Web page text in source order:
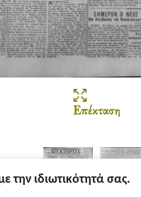
την ιδιωτικότητά σας.
Επέκταση